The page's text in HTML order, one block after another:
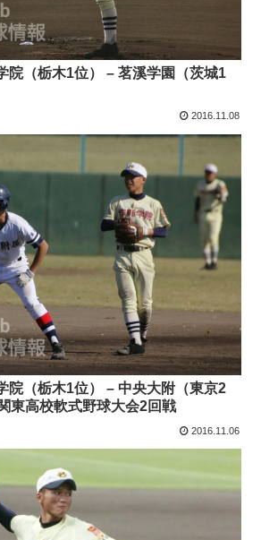
院（栃木1位） – 茗溪学園（茨城1
2016.11.08
院（栃木1位） – 中央大附（東京2
高校軟式野球大会2回戦
2016.11.06